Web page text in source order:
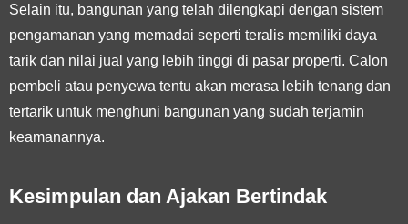
Selain itu, bangunan yang telah dilengkapi dengan sistem
pengamanan yang memadai seperti teralis memiliki daya
tarik dan nilai jual yang lebih tinggi di pasar properti. Calon
pembeli atau penyewa tentu akan merasa lebih tenang dan
tertarik untuk menghuni bangunan yang sudah terjamin
keamanannya.
Kesimpulan dan Ajakan Bertindak